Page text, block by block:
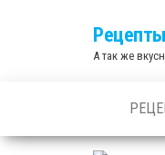
А так же